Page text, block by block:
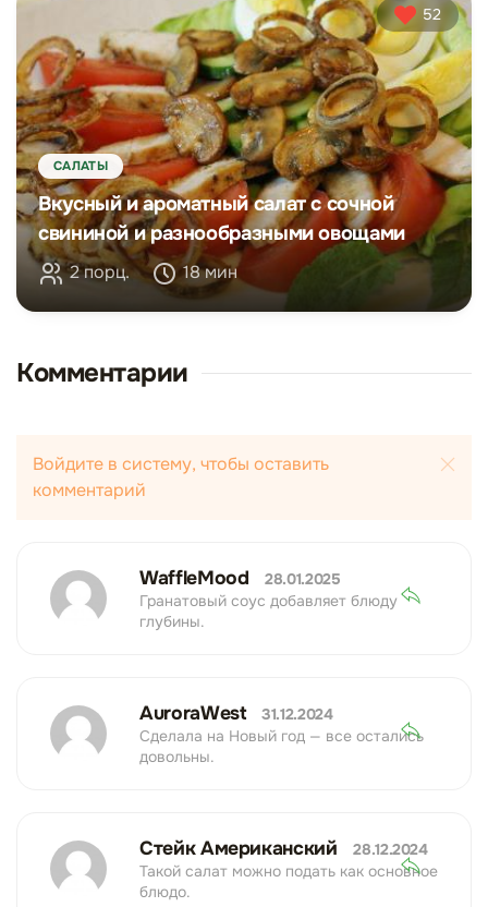
52
САЛАТЫ
Вкусный и ароматный салат с сочной
свининой и разнообразными овощами
2 порц. 18 мин
Комментарии
Войдите в систему, чтобы оставить
комментарий
WaffleMood
28.01.2025
Гранатовый соус добавляет блюду
глубины.
AuroraWest
31.12.2024
Сделала на Новый год — все остались
довольны.
Стейк Американский
28.12.2024
Такой салат можно подать как основное
блюдо.